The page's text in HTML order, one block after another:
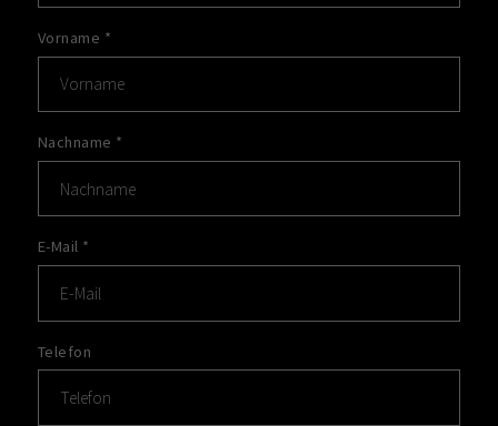
Vorname *
Nachname *
E-Mail *
Telefon